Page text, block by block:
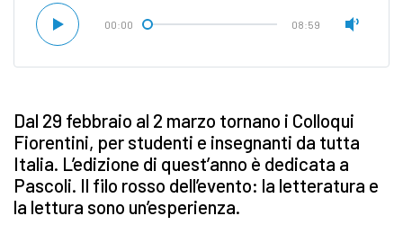
00:00 08:59
Dal 29 febbraio al 2 marzo tornano i Colloqui
Fiorentini, per studenti e insegnanti da tutta
Italia. L’edizione di quest’anno è dedicata a
Pascoli. Il filo rosso dell’evento: la letteratura e
la lettura sono un’esperienza.